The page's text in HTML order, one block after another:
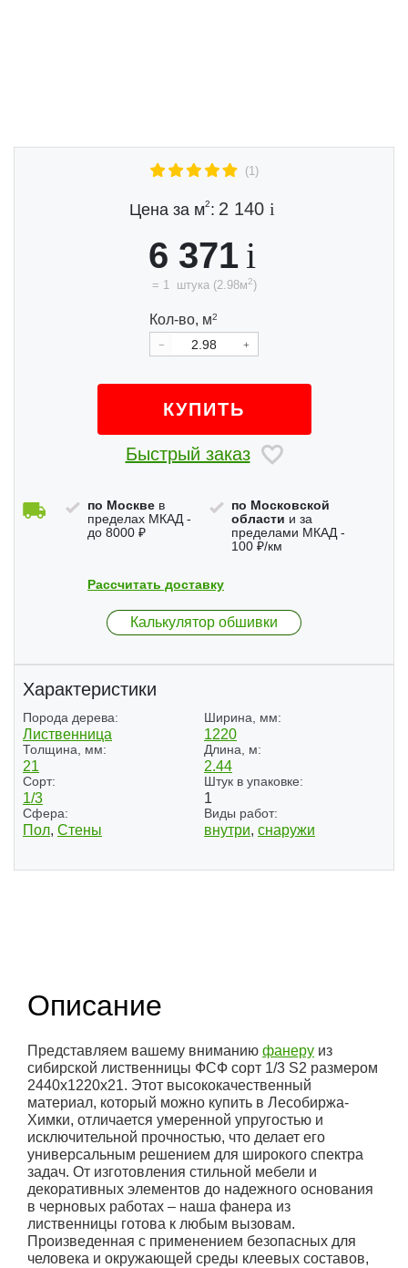
Цена за м2: 2 140
(1)
6 371
= 1 штука(2.98м2)
Кол-во, м2
КУПИТЬ
Быстрый заказ
по Москве в
пределах МКАД -
до 8000 ₽
по Московской
области и за
пределами МКАД -
100 ₽/км
Рассчитать доставку
Калькулятор обшивки
Характеристики
Порода дерева:
Лиственница
Ширина, мм:
1220
Толщина, мм:
21
Длина, м:
2.44
Сорт:
1/3
Штук в упаковке:
1
Сфера:
Пол, Стены
Виды работ:
внутри, снаружи
Описание
Представляем вашему вниманию фанеру из
сибирской лиственницы ФСФ сорт 1/3 S2 размером
2440х1220х21. Этот высококачественный
материал, который можно купить в Лесобиржа-
Химки, отличается умеренной упругостью и
исключительной прочностью, что делает его
универсальным решением для широкого спектра
задач. От изготовления стильной мебели и
декоративных элементов до надежного основания
в черновых работах – наша фанера из
лиственницы готова к любым вызовам.
Произведенная с применением безопасных для
человека и окружающей среды клеевых составов,